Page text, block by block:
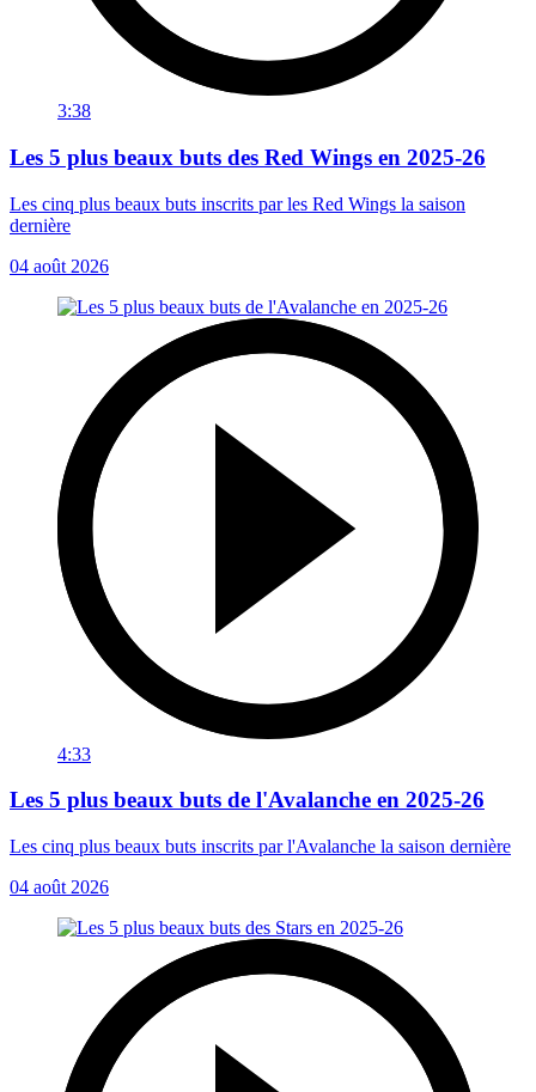
3:38
Les 5 plus beaux buts des Red Wings en 2025-26
Les cinq plus beaux buts inscrits par les Red Wings la saison
dernière
04 août 2026
4:33
Les 5 plus beaux buts de l'Avalanche en 2025-26
Les cinq plus beaux buts inscrits par l'Avalanche la saison dernière
04 août 2026